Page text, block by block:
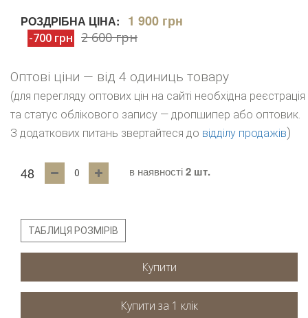
РОЗДРІБНА ЦІНА: 1 900 грн
-700 грн 2 600 грн
Оптові ціни — від 4 одиниць товару
(для перегляду оптових цін на сайті необхідна реєстрація
та статус облікового запису — дропшипер або оптовик.
З додаткових питань звертайтеся до відділу продажів)
48 в наявності2 шт.
ТАБЛИЦЯ РОЗМІРІВ
Купити